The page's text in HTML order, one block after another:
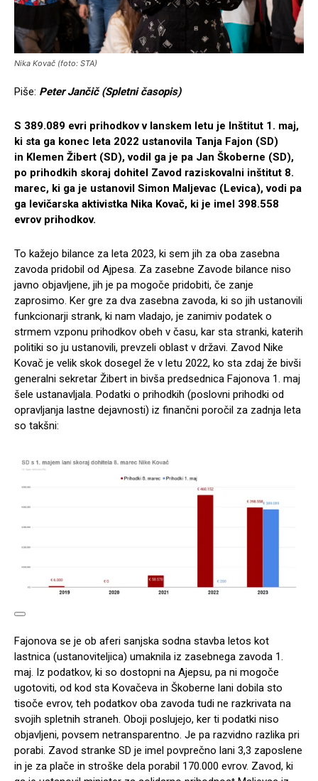
Nika Kovač (foto: STA)
Piše: Peter Jančič (Spletni časopis)
S 389.089 evri prihodkov v lanskem letu je Inštitut 1. maj,
ki sta ga konec leta 2022 ustanovila Tanja Fajon (SD)
in Klemen Žibert (SD), vodil ga je pa Jan Škoberne (SD),
po prihodkih skoraj dohitel Zavod raziskovalni inštitut 8.
marec, ki ga je ustanovil Simon Maljevac (Levica), vodi pa
ga levičarska aktivistka Nika Kovač, ki je imel 398.558
evrov prihodkov.
To kažejo bilance za leta 2023, ki sem jih za oba zasebna
zavoda pridobil od Ajpesa. Za zasebne Zavode bilance niso
javno objavljene, jih je pa mogoče pridobiti, če zanje
zaprosimo. Ker gre za dva zasebna zavoda, ki so jih ustanovili
funkcionarji strank, ki nam vladajo, je zanimiv podatek o
strmem vzponu prihodkov obeh v času, kar sta stranki, katerih
politiki so ju ustanovili, prevzeli oblast v državi. Zavod Nike
Kovač je velik skok dosegel že v letu 2022, ko sta zdaj že bivši
generalni sekretar Žibert in bivša predsednica Fajonova 1. maj
šele ustanavljala. Podatki o prihodkih (poslovni prihodki od
opravljanja lastne dejavnosti) iz finančni poročil za zadnja leta
so takšni:
Fajonova se je ob aferi sanjska sodna stavba letos kot
lastnica (ustanoviteljica) umaknila iz zasebnega zavoda 1.
maj. Iz podatkov, ki so dostopni na Ajepsu, pa ni mogoče
ugotoviti, od kod sta Kovačeva in Škoberne lani dobila sto
tisoče evrov, teh podatkov oba zavoda tudi ne razkrivata na
svojih spletnih straneh. Oboji poslujejo, ker ti podatki niso
objavljeni, povsem netransparentno. Je pa razvidno razlika pri
porabi. Zavod stranke SD je imel povprečno lani 3,3 zaposlene
in je za plače in stroške dela porabil 170.000 evrov. Zavod, ki